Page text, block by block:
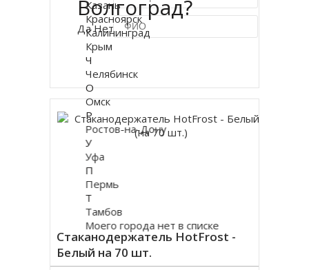
Стаканодержатель HotFrost -
Белый на 70 шт.
Волгоград?
Да Нет
Казань
Красноярск
Калининград
Крым
Ч
Челябинск
О
Омск
Р
Ростов-на-Дону
У
Уфа
П
Пермь
Т
Тамбов
Моего города нет в списке